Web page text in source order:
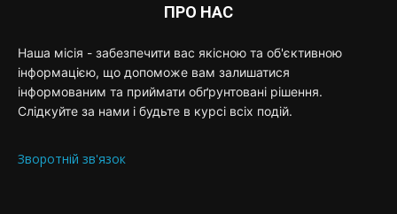
ПРО НАС
Наша місія - забезпечити вас якісною та об'єктивною
інформацією, що допоможе вам залишатися
інформованим та приймати обґрунтовані рішення.
Слідкуйте за нами і будьте в курсі всіх подій.
Зворотній зв'язок